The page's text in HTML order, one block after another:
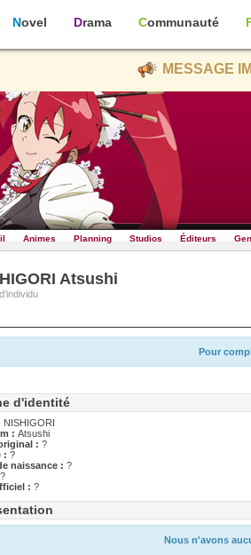
Novel Drama Communauté
MESSAGE
Animes Planning Studios Éditeurs
Atsushi
Pour
d'identité
NISHIGORI
: Atsushi
: ?
: ?
naissance : ?
?
: ?
Nous n'avons